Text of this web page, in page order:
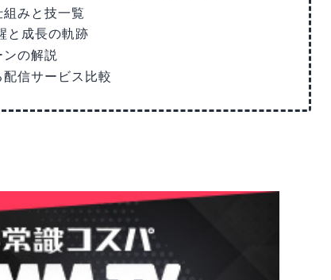
みと技一覧
と成長の軌跡
の解説
信サービス比較